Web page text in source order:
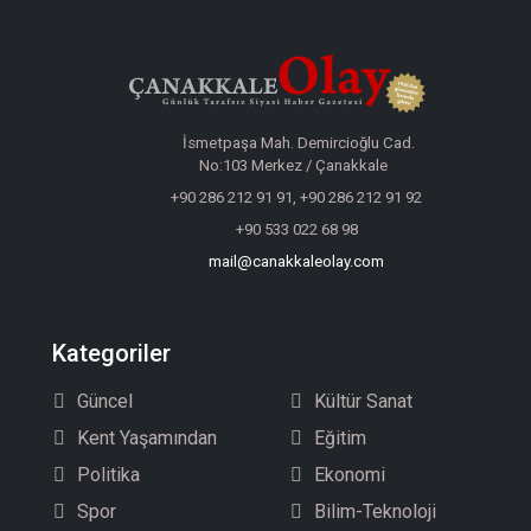
İsmetpaşa Mah. Demircioğlu Cad.
No:103 Merkez / Çanakkale
+90 286 212 91 91, +90 286 212 91 92
+90 533 022 68 98
mail@canakkaleolay.com
Kategoriler
Güncel
Kent Yaşamından
Politika
Spor
Kültür Sanat
Eğitim
Ekonomi
Bilim-Teknoloji